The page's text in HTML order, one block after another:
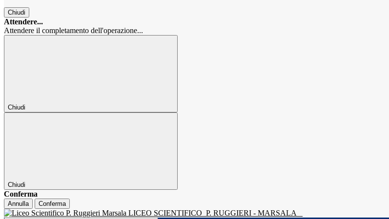
Chiudi
Attendere...
Attendere il completamento dell'operazione...
Chiudi
Chiudi
Conferma
Annulla Conferma
LICEO SCIENTIFICO P. RUGGIERI - MARSALA